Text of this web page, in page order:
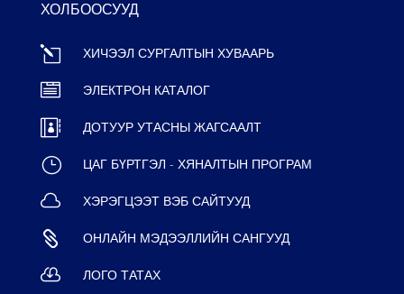
ХОЛБООСУУД
l ХИЧЭЭЛ СУРГАЛТЫН ХУВААРЬ
 ЭЛЕКТРОН КАТАЛОГ
 ДОТУУР УТАСНЫ ЖАГСААЛТ
} ЦАГ БҮРТГЭЛ - ХЯНАЛТЫН ПРОГРАМ
 ХЭРЭГЦЭЭТ ВЭБ САЙТУУД
 ОНЛАЙН МЭДЭЭЛЛИЙН САНГУУД
 ЛОГО ТАТАХ